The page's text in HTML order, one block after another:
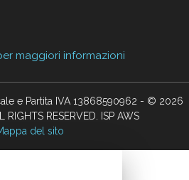
maggiori informazioni
e Partita IVA 13868590962 - © 2026
RESERVED. ISP AWS
del sito